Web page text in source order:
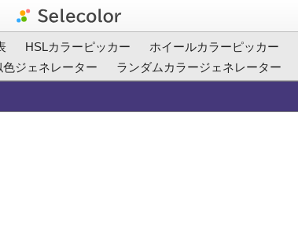
HSLカラーピッカー ホイールカラーピッカー
色ジェネレーター ランダムカラージェネレーター